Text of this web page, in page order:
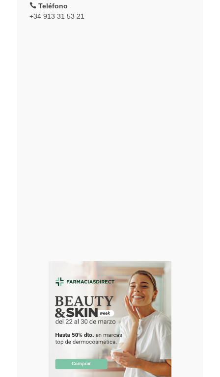
Teléfono
+34 913 31 53 21